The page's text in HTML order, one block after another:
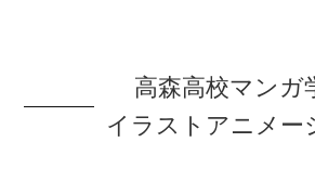
高森高校マンガ
イラストアニメー